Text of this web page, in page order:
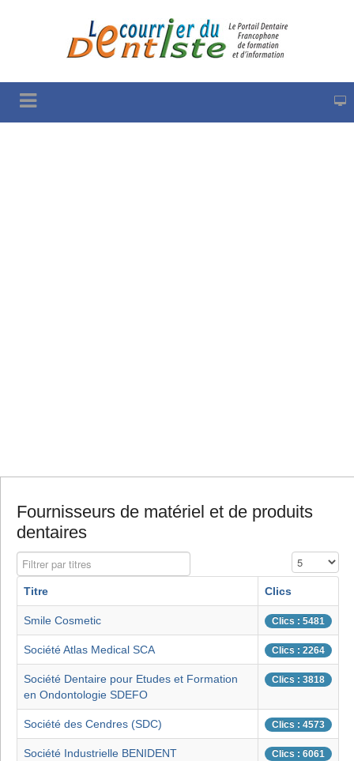
Fournisseurs de matériel et de produits
dentaires
Filtrer par titres Affichage #
Titre Clics
Smile Cosmetic Clics : 5481
Société Atlas Medical SCA Clics : 2264
Société Dentaire pour Etudes et Formation
en Ondontologie SDEFO
Clics : 3818
Société des Cendres (SDC) Clics : 4573
Société Industrielle BENIDENT Clics : 6061